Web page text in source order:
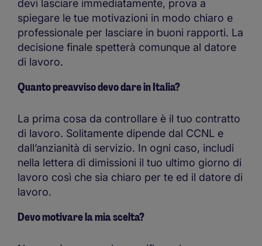
devi lasciare immediatamente, prova a
spiegare le tue motivazioni in modo chiaro e
professionale per lasciare in buoni rapporti. La
decisione finale spetterà comunque al datore
di lavoro.
Quanto preavviso devo dare in Italia?
La prima cosa da controllare è il tuo contratto
di lavoro. Solitamente dipende dal CCNL e
dall’anzianità di servizio. In ogni caso, includi
nella lettera di dimissioni il tuo ultimo giorno di
lavoro così che sia chiaro per te ed il datore di
lavoro.
Devo motivare la mia scelta?